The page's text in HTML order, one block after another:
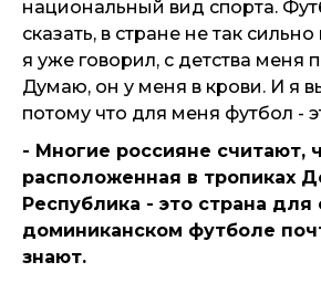
национальный вид спорта.
сказать, в стране не так
я уже говорил, с детства меня
Думаю, он у меня в крови. И я
потому что для меня футбол -
- Многие россияне считают,
расположенная в тропиках
Республика - это страна для
доминиканском футболе
знают.